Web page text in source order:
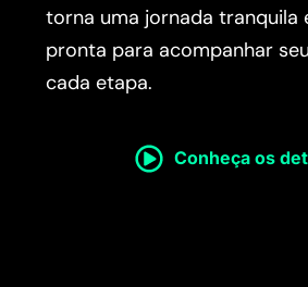
torna uma jornada tranquila
pronta para acompanhar
cada etapa.
Conheça os